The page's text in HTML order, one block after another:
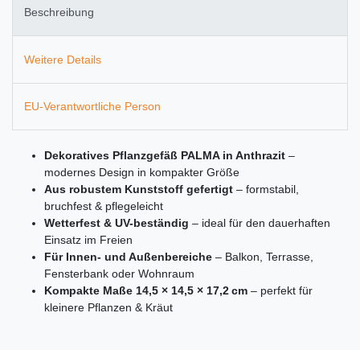
Beschreibung
Weitere Details
EU-Verantwortliche Person
Dekoratives Pflanzgefäß PALMA in Anthrazit –
modernes Design in kompakter Größe
Aus robustem Kunststoff gefertigt – formstabil,
bruchfest & pflegeleicht
Wetterfest & UV-beständig – ideal für den dauerhaften
Einsatz im Freien
Für Innen- und Außenbereiche – Balkon, Terrasse,
Fensterbank oder Wohnraum
Kompakte Maße 14,5 × 14,5 × 17,2 cm – perfekt für
kleinere Pflanzen & Kräut